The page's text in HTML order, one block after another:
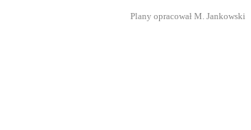
Plany opracował M. Jankowski